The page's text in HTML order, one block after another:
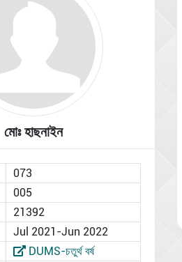
মোঃ হাছনাইন
073
005
21392
Jul 2021-Jun 2022
DUMS-চতুর্থ বর্ষ